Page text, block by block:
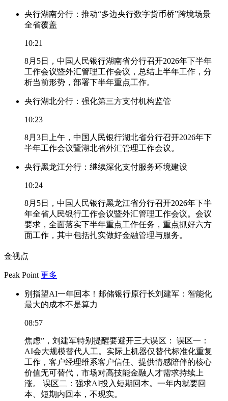
央行湖南分行：推动“多边央行数字货币桥”跨境场景
全省覆盖
10:21
8月5日，中国人民银行湖南省分行召开2026年下半年
工作会议暨外汇管理工作会议，总结上半年工作，分
析当前形势，部署下半年重点工作。
央行湖北分行：强化第三方支付机构监管
10:23
8月3日上午，中国人民银行湖北省分行召开2026年下
半年工作会议暨湖北省外汇管理工作会议。
央行黑龙江分行：继续深化支付服务环境建设
10:24
8月5日，中国人民银行黑龙江省分行召开2026年下半
年全省人民银行工作会议暨外汇管理工作会议。会议
要求，全面落实下半年重点工作任务，重点抓好六方
面工作，其中包括扎实做好金融管理与服务。
金视点
Peak Point 更多
别指望AI一年回本！邮储银行原行长刘建军：智能化
最大的成本不是算力
08:57
焦虑”，刘建军特别提醒要避开三大误区： 误区一：
AI会大规模替代人工。实际上机器仅替代标准化重复
工作，客户经理维系客户信任、提供情感陪伴的核心
价值无可替代，市场对高技能金融人才需求持续上
涨。 误区二：强求AI投入短期回本。一年内就要回
本、短期内回本，不现实。